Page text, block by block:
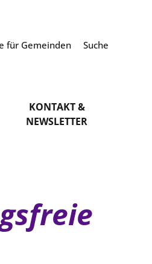
für Gemeinden Suche
KONTAKT &
NEWSLETTER